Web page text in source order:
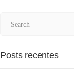
Posts recentes